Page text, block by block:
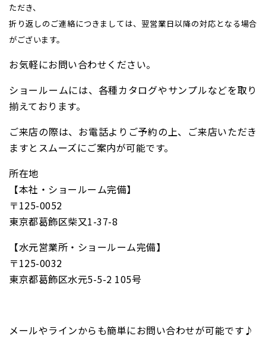
ただき、
折り返しのご連絡につきましては、翌営業日以降の対応となる場合
がございます。
お気軽にお問い合わせください。
ショールームには、各種カタログやサンプルなどを取り
揃えております。
ご来店の際は、お電話よりご予約の上、ご来店いただき
ますとスムーズにご案内が可能です。
所在地
【本社・ショールーム完備】
〒125-0052
東京都葛飾区柴又1-37-8
【水元営業所・ショールーム完備】
〒125-0032
東京都葛飾区水元5-5-2 105号
メールやラインからも簡単にお問い合わせが可能です♪